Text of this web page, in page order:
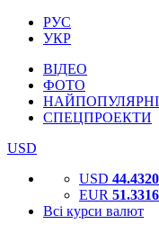
РУС
УКР
ВІДЕО
ФОТО
СПЕЦПРОЕКТИ
USD
USD 44.4320
EUR 51.3316
Всі курси валют